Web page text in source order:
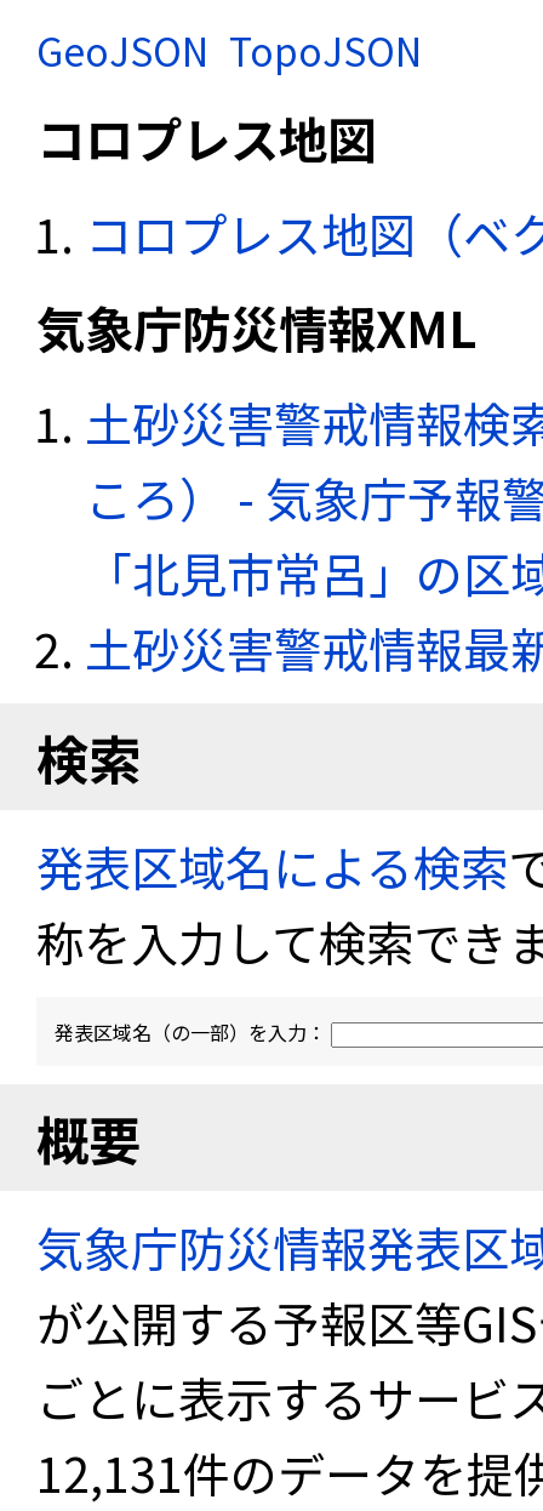
GeoJSON TopoJSON
コロプレス地図
コロプレス地図（ベ
気象庁防災情報XML
土砂災害警戒情報検
ころ） - 気象庁予報
「北見市常呂」の区
土砂災害警戒情報最
検索
発表区域名による検索
称を入力して検索でき
発表区域名（の一部）を入力：
概要
気象庁防災情報発表区
が公開する予報区等
ごとに表示するサービ
12,131件のデータを提